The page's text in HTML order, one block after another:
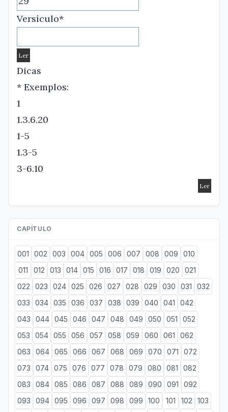
Versículo*
Dicas
* Exemplos:
1
1.3.6.20
1-5
1.3-5
3-6.10
CAPÍTULO
001 002 003 004 005 006 007 008 009
010
011
012 013 014 015 016 017 018 019 020
021
022
023 024 025 026 027 028 029 030 031
032
033
034 035 036 037 038 039 040 041
042
043
044 045 046 047 048 049 050 051
052
053
054 055 056 057 058 059 060 061
062
063
064 065 066 067 068 069 070 071
072
073
074 075 076 077 078 079 080 081
082
083
084 085 086 087 088 089 090 091
092
093
094 095 096 097 098 099 100 101 102
103